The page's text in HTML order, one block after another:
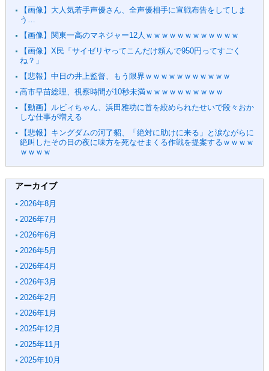
【画像】大人気若手声優さん、全声優相手に宣戦布告をしてしま
う…
【画像】関東一高のマネジャー12人ｗｗｗｗｗｗｗｗｗｗｗｗ
【画像】X民「サイゼリヤってこんだけ頼んで950円ってすごく
ね？」
【悲報】中日の井上監督、もう限界ｗｗｗｗｗｗｗｗｗｗｗ
高市早苗総理、視察時間が10秒未満ｗｗｗｗｗｗｗｗｗｗ
【動画】ルビィちゃん、浜田雅功に首を絞められたせいで段々おか
しな仕事が増える
【悲報】キングダムの河了貂、「絶対に助けに来る」と涙ながらに
絶叫したその日の夜に味方を死なせまくる作戦を提案するｗｗｗｗ
ｗｗｗｗ
アーカイブ
2026年8月
2026年7月
2026年6月
2026年5月
2026年4月
2026年3月
2026年2月
2026年1月
2025年12月
2025年11月
2025年10月